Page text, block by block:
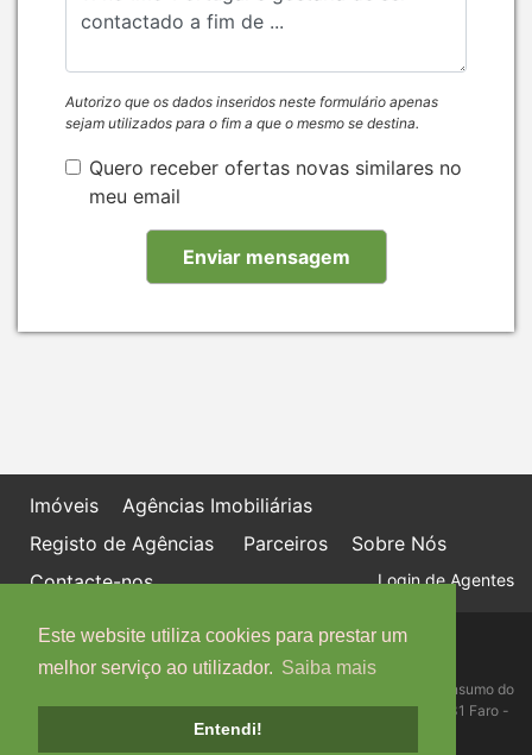
Este website utiliza cookies para prestar um
melhor serviço ao utilizador. Saiba mais
Entendi!
Autorizo que os dados inseridos neste formulário apenas
sejam utilizados para o fim a que o mesmo se destina.
Quero receber ofertas novas similares no
meu email
Imóveis
Agências Imobiliárias
Registo de Agências
Parceiros
Sobre Nós
Contacte-nos
Login de Agentes
Política de proteção de dados
Livro de Reclamações online
Centro de Informação, Mediação e Arbitragem de Conflitos de Consumo do
Algarve - Edifício Ninho de Empresas, Estrada da Penha, 8005-131 Faro -
Telefone: 289 823 135 cimaal@mail.telepac.pt